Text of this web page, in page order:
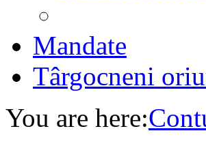
Mandate
Târgocneni
You are here: